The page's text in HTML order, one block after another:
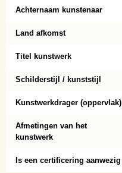
Achternaam kunstenaar
Land afkomst
Titel kunstwerk
Schilderstijl / kunststijl
Kunstwerkdrager (oppervlak)
Afmetingen van het
kunstwerk
Is een certificering aanwezig